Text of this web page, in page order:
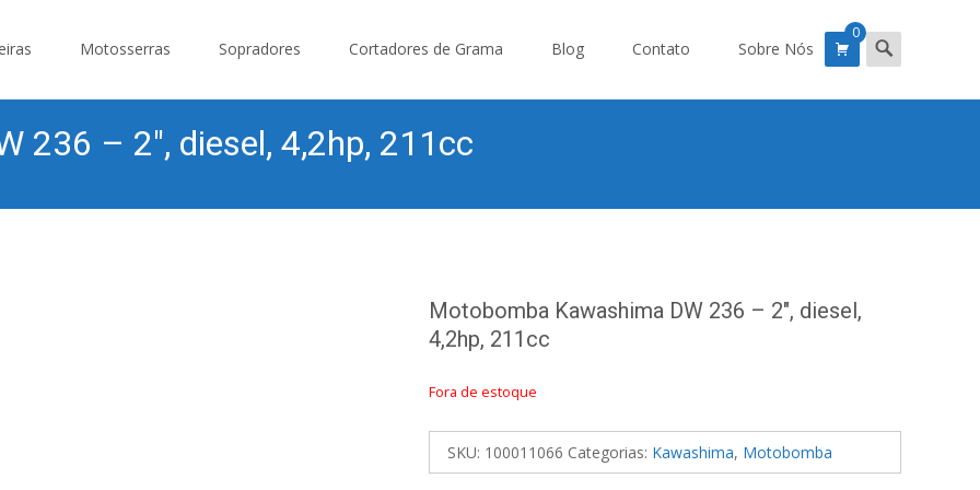
Motosserras Sopradores Cortadores de Grama Blog Contato Sobre Nós
0 Search
for:
236 – 2″, diesel, 4,2hp, 211cc
Motobomba Kawashima DW 236 – 2″, diesel,
4,2hp, 211cc
Fora de estoque
SKU: 100011066 Categorias: Kawashima, Motobomba